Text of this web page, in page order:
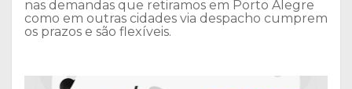
nas demandas que retiramos em Porto Alegre
como em outras cidades via despacho cumprem
os prazos e são flexíveis.